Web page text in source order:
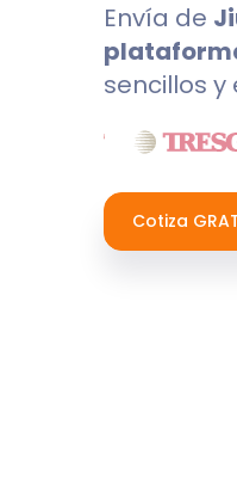
Envía de
sencillos y
Cotiza